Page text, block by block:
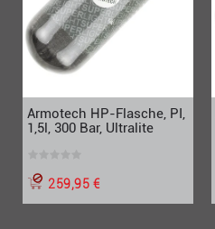
Armotech HP-Flasche, PI,
1,5l, 300 Bar, Ultralite
259,95 €